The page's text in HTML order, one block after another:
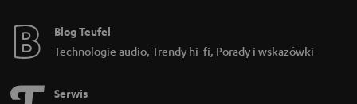
Blog Teufel
Technologie audio, Trendy hi-fi, Porady i wskazówki
Serwis